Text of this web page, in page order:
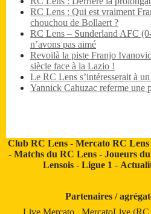
RC Lens : Qui est vraiment
chouchou de Bollaert ?
RC Lens – Sunderland AFC
n’avons pas aimé
Revoilà la piste Franjo
siècle face à la Lazio !
Le RC Lens s’intéresserait à
Yannick Cahuzac referme une
Club RC Lens -Mercato RC Lens
- Matchs du RC Lens- Joueurs
Lensois- Ligue 1 -
Partenaires /
Live Mercato
.MercatoLive (RC